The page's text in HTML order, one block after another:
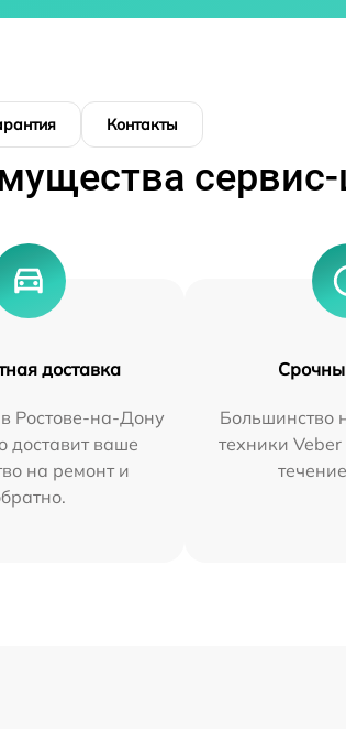
Контакты
сервис-
доставка
Ростове-на-Дону
доставит ваше
на ремонт и
Большинство
техники